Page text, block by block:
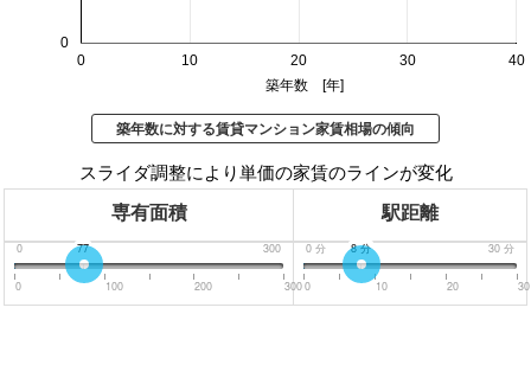
0 10 20 30 40
0
築年数 [年]
築年数に対する賃貸マンション家賃相場の傾向
スライダ調整により単価の家賃のラインが変化
専有面積 駅距離
0 300
77
0 100 200 300
0 分 30 分
8分
0 10 20 30